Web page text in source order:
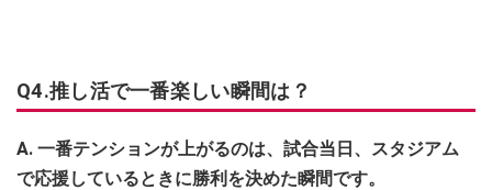
Q4.推し活で一番楽しい瞬間は？
A. 一番テンションが上がるのは、試合当日、スタジアム
で応援しているときに勝利を決めた瞬間です。